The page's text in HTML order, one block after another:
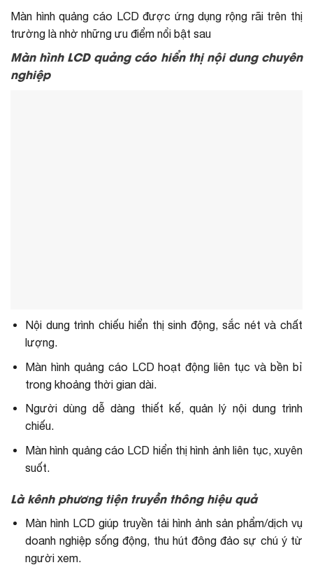
Màn hình quảng cáo LCD được ứng dụng rộng rãi trên thị
trường là nhờ những ưu điểm nổi bật sau
Màn hình LCD quảng cáo hiển thị nội dung chuyên
nghiệp
Nội dung trình chiếu hiển thị sinh động, sắc nét và chất
lượng.
Màn hình quảng cáo LCD hoạt động liên tục và bền bỉ
trong khoảng thời gian dài.
Người dùng dễ dàng thiết kế, quản lý nội dung trình
chiếu.
Màn hình quảng cáo LCD hiển thị hình ảnh liên tục, xuyên
suốt.
Là kênh phương tiện truyền thông hiệu quả
Màn hình LCD giúp truyền tải hình ảnh sản phẩm/dịch vụ
doanh nghiệp sống động, thu hút đông đảo sự chú ý từ
người xem.